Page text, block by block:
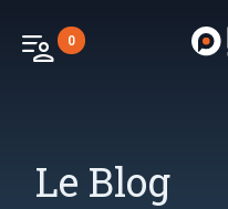
patient_list 0
Le Blog